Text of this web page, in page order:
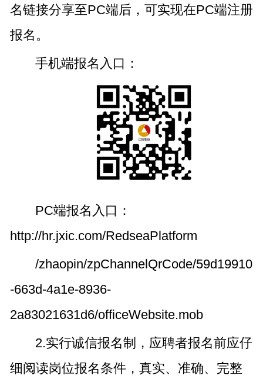
名链接分享至PC端后，可实现在PC端注册
报名。
手机端报名入口：
PC端报名入口：
http://hr.jxic.com/RedseaPlatform
/zhaopin/zpChannelQrCode/59d19910
-663d-4a1e-8936-
2a83021631d6/officeWebsite.mob
2.实行诚信报名制，应聘者报名前应仔
细阅读岗位报名条件，真实、准确、完整